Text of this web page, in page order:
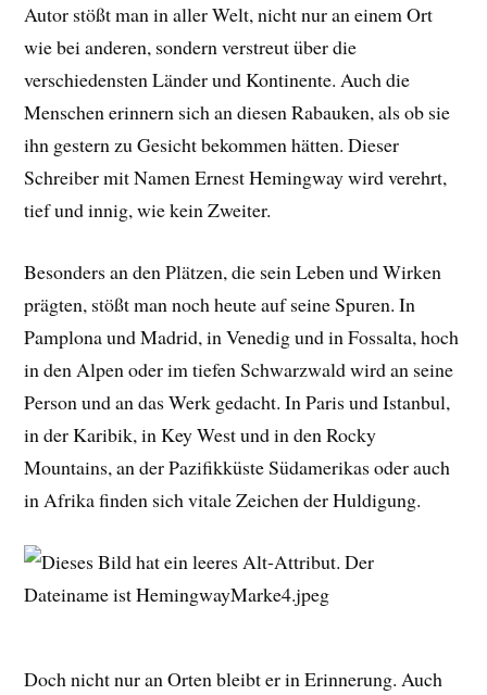
Autor stößt man in aller Welt, nicht nur an einem Ort
wie bei anderen, sondern verstreut über die
verschiedensten Länder und Kontinente. Auch die
Menschen erinnern sich an diesen Rabauken, als ob sie
ihn gestern zu Gesicht bekommen hätten. Dieser
Schreiber mit Namen Ernest Hemingway wird verehrt,
tief und innig, wie kein Zweiter.
Besonders an den Plätzen, die sein Leben und Wirken
prägten, stößt man noch heute auf seine Spuren. In
Pamplona und Madrid, in Venedig und in Fossalta, hoch
in den Alpen oder im tiefen Schwarzwald wird an seine
Person und an das Werk gedacht. In Paris und Istanbul,
in der Karibik, in Key West und in den Rocky
Mountains, an der Pazifikküste Südamerikas oder auch
in Afrika finden sich vitale Zeichen der Huldigung.
Doch nicht nur an Orten bleibt er in Erinnerung. Auch